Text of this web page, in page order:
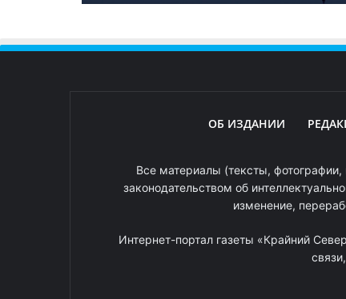
ОБ ИЗДАНИИ
Все материалы (тексты, фотографии,
законодательством об
изменение,
Интернет-портал газеты «Крайний